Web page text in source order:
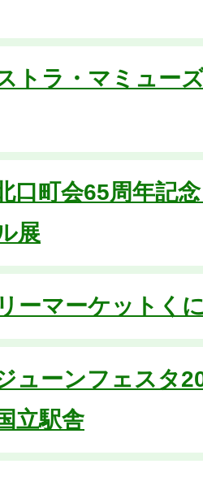
トラ・マミュー
口町会65周年記
展
ーマーケットく
ューンフェスタ
立駅舎